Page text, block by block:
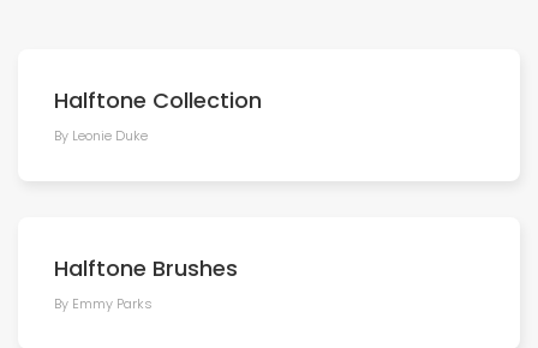
Halftone Collection
By Leonie Duke
Halftone Brushes
By Emmy Parks